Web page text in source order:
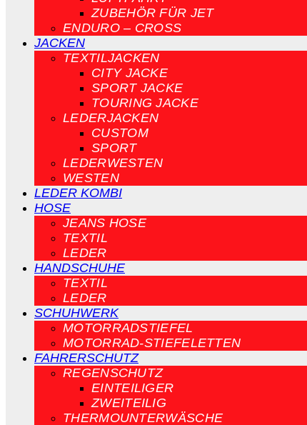
ZUBEHÖR FÜR JET
ENDURO – CROSS
JACKEN
TEXTILJACKEN
CITY JACKE
SPORT JACKE
TOURING JACKE
LEDERJACKEN
CUSTOM
SPORT
LEDERWESTEN
WESTEN
LEDER KOMBI
HOSE
JEANS HOSE
TEXTIL
LEDER
HANDSCHUHE
TEXTIL
LEDER
SCHUHWERK
MOTORRADSTIEFEL
MOTORRAD-STIEFELETTEN
FAHRERSCHUTZ
REGENSCHUTZ
EINTEILIGER
ZWEITEILIG
THERMOUNTERWÄSCHE